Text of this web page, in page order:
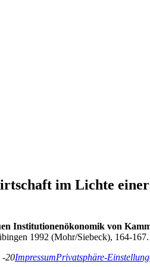
im Lichte
Institutionenökonomik von
1992 (Mohr/Siebeck), 164-167.
-20ImpressumPrivatsphäre-